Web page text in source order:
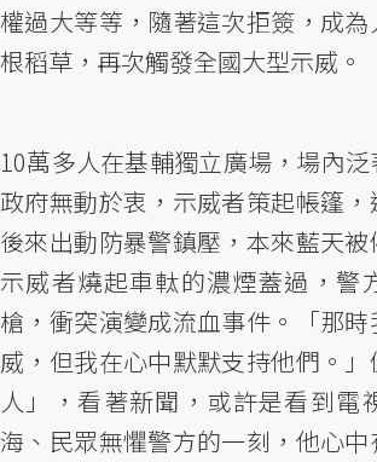
權過大等等，隨著這次拒簽，成
根稻草，再次觸發全國大型示威。
10萬多人在基輔獨立廣場，場內泛
政府無動於衷，示威者策起帳篷
後來出動防暴警鎮壓，本來藍天
示威者燒起車軚的濃煙蓋過，警
槍，衝突演變成流血事件。「那
威，但我在心中默默支持他們。
人」，看著新聞，或許是看到電
海、民眾無懼警方的一刻，他心中